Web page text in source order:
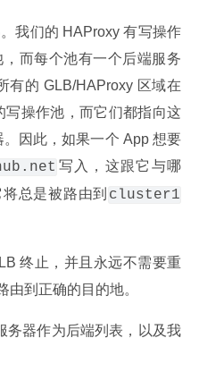
。我们的 HAProxy 有写操作
而每个池有一个后端服务
有的 GLB/HAProxy 区域在
写操作池，而它们都指向这
因此，如果一个 App 想要
写入，这跟它与哪
总是被路由到 cluster1
终止，并且永远不需要重
由到正确的目的地。
务器作为后端列表，以及我